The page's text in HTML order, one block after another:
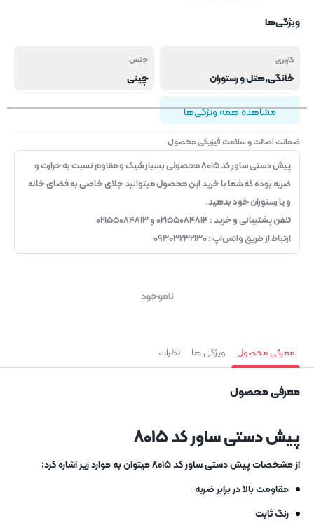
ویژگی‌ها
کاربری
خانگی,هتل و رستوران
جنس
چینی
مشاهده همه ویژگی‌ها
ضمانت اصالت و سلامت فیزیکی محصول
پیش دستی ساور کد ۸۰۱۵ محصولی بسیار شیک و مقاوم نسبت به حرارت و
ضربه بوده که شما با خرید این محصول میتوانید جلای خاصی به فضای خانه
و یا رستوران خود بدهید.
تلفن پشتیبانی و خرید : ۰۲۱۵۵۰۸۴۸۱۴ و ۰۲۱۵۵۰۸۴۸۱۳
ارتباط از طریق واتس‌اپ : ۰۹۳۰۳۲۳۲۱۳۰
ناموجود
معرفی محصول ویژگی ها نظرات
معرفی محصول
پیش دستی ساور کد ۸۰۱۵
از مشخصات پیش دستی ساور کد ۸۰۱۵ میتوان به موارد زیر اشاره کرد:
مقاومت بالا در برابر ضربه
رنگ ثابت